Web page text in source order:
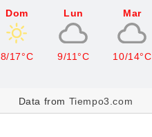
Dom
8/17°C
Lun
9/11°C
Mar
10/14°C
Data from Tiempo3.com